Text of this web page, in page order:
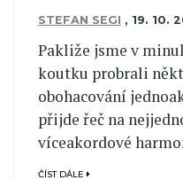
STEFAN SEGI , 19. 10.
Pakliže jsme v
koutku probrali
obohacování
přijde řeč na
víceakordové
ČÍST DÁLE